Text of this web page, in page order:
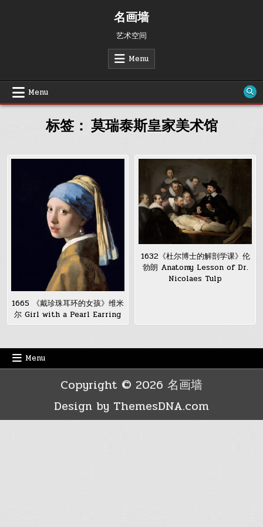
名画墙
艺术空间
Menu
Menu
标签： 莫瑞泰斯皇家美术馆
1665 《戴珍珠耳环的女孩》维米
尔 Girl with a Pearl Earring
1632《杜尔博士的解剖学课》伦
勃朗 Anatomy Lesson of Dr.
Nicolaes Tulp
Menu
Copyright © 2026 名画墙
Design by ThemesDNA.com